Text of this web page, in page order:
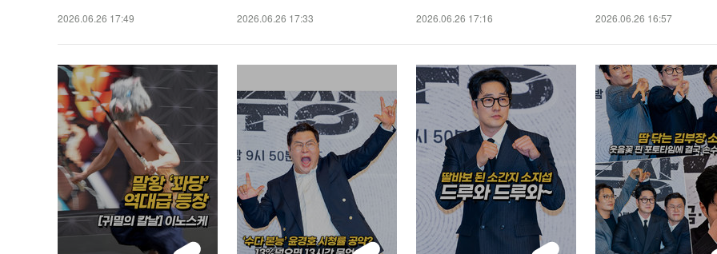
2026.06.26 17:49 2026.06.26 17:33 2026.06.26 17:16 2026.06.26 16:57